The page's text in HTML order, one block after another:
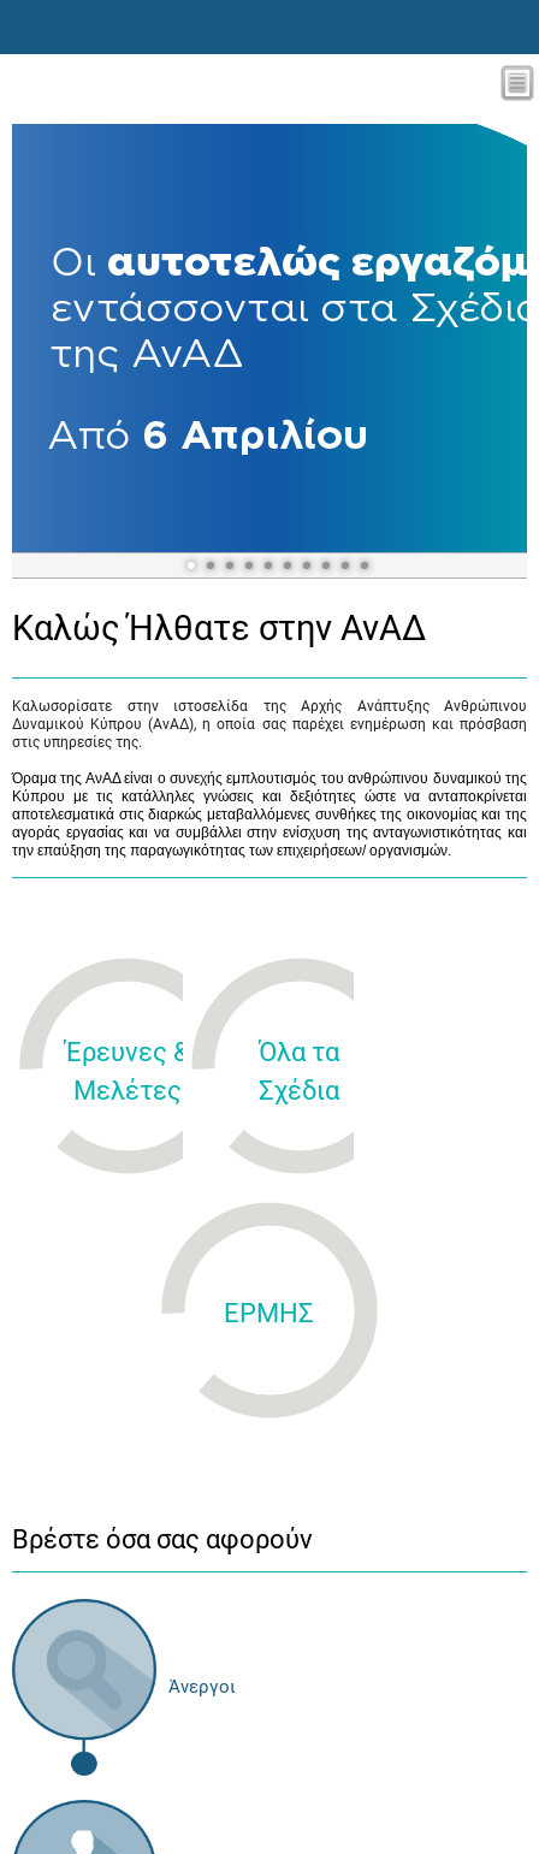
Καλώς Ήλθατε στην ΑνΑΔ
Καλωσορίσατε στην ιστοσελίδα της Αρχής Ανάπτυξης Ανθρώπινου
Δυναμικού Κύπρου (ΑνΑΔ), η οποία σας παρέχει ενημέρωση και πρόσβαση
στις υπηρεσίες της.
Όραμα της ΑνΑΔ είναι ο συνεχής εμπλουτισμός του ανθρώπινου δυναμικού της
Κύπρου με τις κατάλληλες γνώσεις και δεξιότητες ώστε να ανταποκρίνεται
αποτελεσματικά στις διαρκώς μεταβαλλόμενες συνθήκες της οικονομίας και της
αγοράς εργασίας και να συμβάλλει στην ενίσχυση της ανταγωνιστικότητας και
την επαύξηση της παραγωγικότητας των επιχειρήσεων/ οργανισμών.
Έρευνες &
Μελέτες
Όλα τα
Σχέδια
ΕΡΜΗΣ
Βρέστε όσα σας αφορούν
Άνεργοι